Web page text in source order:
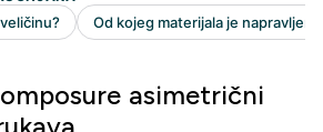
asimetrični